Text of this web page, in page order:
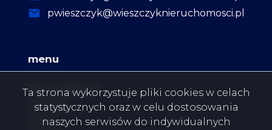
pwieszczyk@wieszczyknieruchomosci.pl
menu
Strona główna
O firmie
Oferty
Ta strona wykorzystuje pliki cookies w celach
statystycznych oraz w celu dostosowania
naszych serwisów do indywidualnych